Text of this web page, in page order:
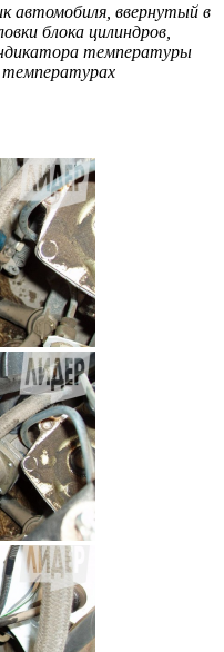
автомобиля, ввернутый в
блока цилиндров,
температуры